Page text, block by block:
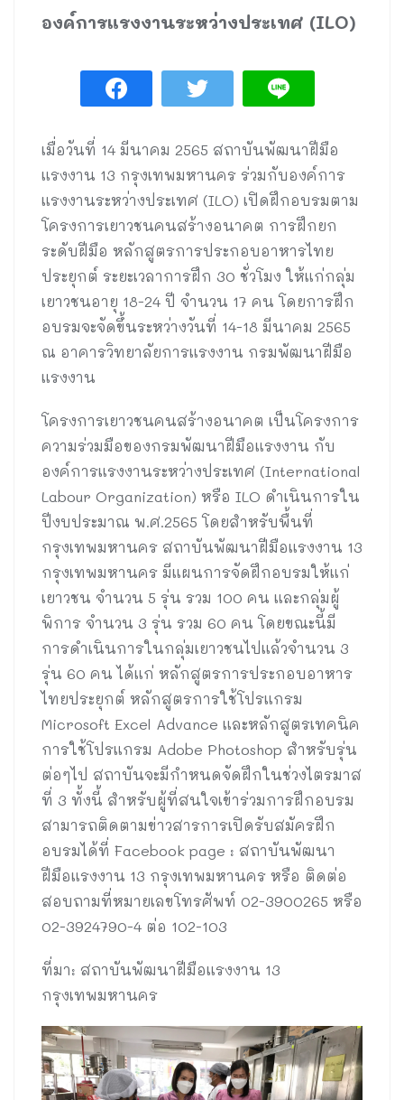
องค์การแรงงานระหว่างประเทศ (ILO)
เมื่อวันที่ 14 มีนาคม 2565 สถาบันพัฒนาฝีมือ
แรงงาน 13 กรุงเทพมหานคร ร่วมกับองค์การ
แรงงานระหว่างประเทศ (ILO) เปิดฝึกอบรมตาม
โครงการเยาวชนคนสร้างอนาคต การฝึกยก
ระดับฝีมือ หลักสูตรการประกอบอาหารไทย
ประยุกต์ ระยะเวลาการฝึก 30 ชั่วโมง ให้แก่กลุ่ม
เยาวชนอายุ 18-24 ปี จำนวน 17 คน โดยการฝึก
อบรมจะจัดขึ้นระหว่างวันที่ 14-18 มีนาคม 2565
ณ อาคารวิทยาลัยการแรงงาน กรมพัฒนาฝีมือ
แรงงาน
โครงการเยาวชนคนสร้างอนาคต เป็นโครงการ
ความร่วมมือของกรมพัฒนาฝีมือแรงงาน กับ
องค์การแรงงานระหว่างประเทศ (International
Labour Organization) หรือ ILO ดำเนินการใน
ปีงบประมาณ พ.ศ.2565 โดยสำหรับพื้นที่
กรุงเทพมหานคร สถาบันพัฒนาฝีมือแรงงาน 13
กรุงเทพมหานคร มีแผนการจัดฝึกอบรมให้แก่
เยาวชน จำนวน 5 รุ่น รวม 100 คน และกลุ่มผู้
พิการ จำนวน 3 รุ่น รวม 60 คน โดยขณะนี้มี
การดำเนินการในกลุ่มเยาวชนไปแล้วจำนวน 3
รุ่น 60 คน ได้แก่ หลักสูตรการประกอบอาหาร
ไทยประยุกต์ หลักสูตรการใช้โปรแกรม
Microsoft Excel Advance และหลักสูตรเทคนิค
การใช้โปรแกรม Adobe Photoshop สำหรับรุ่น
ต่อๆไป สถาบันจะมีกำหนดจัดฝึกในช่วงไตรมาส
ที่ 3 ทั้งนี้ สำหรับผู้ที่สนใจเข้าร่วมการฝึกอบรม
สามารถติดตามข่าวสารการเปิดรับสมัครฝึก
อบรมได้ที่ Facebook page : สถาบันพัฒนา
ฝีมือแรงงาน 13 กรุงเทพมหานคร หรือ ติดต่อ
สอบถามที่หมายเลขโทรศัพท์ 02-3900265 หรือ
02-3924790-4 ต่อ 102-103
ที่มา: สถาบันพัฒนาฝีมือแรงงาน 13
กรุงเทพมหานคร